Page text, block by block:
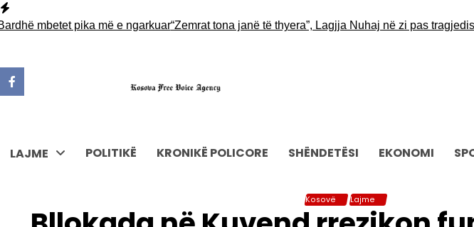
Skip
tombetet pika më e ngarkuar“Zemrat tona janë të thyera”, Lagjja Nuhaj në zi pas tragjedisë së
LAJME POLITIKË KRONIKË POLICORE SHËNDETËSI EKONOMI
Kosovë Lajme